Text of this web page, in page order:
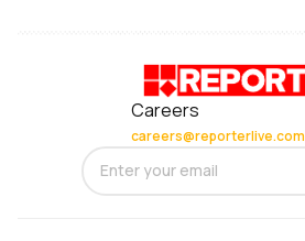
Careers
careers@reporterlive.com